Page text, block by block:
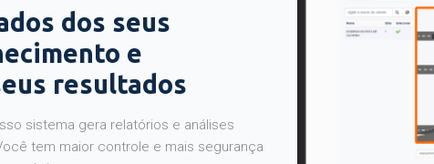
dos seus
e
resultados
sistema gera relatórios e análises
tem maior controle e mais segurança